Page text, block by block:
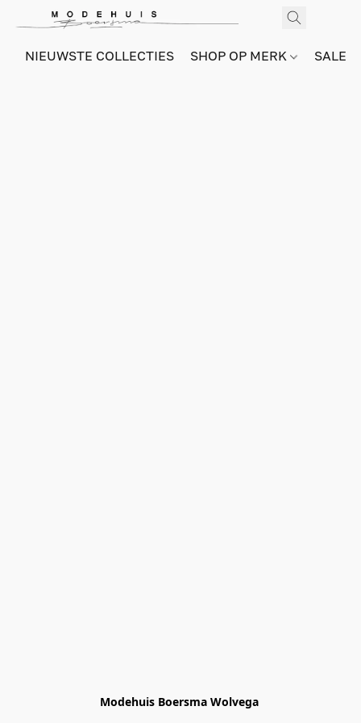
NIEUWSTE COLLECTIES SHOP OP MERK SALE
Modehuis Boersma Wolvega